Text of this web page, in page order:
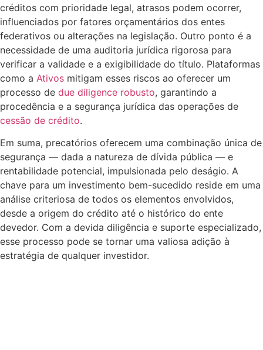
créditos com prioridade legal, atrasos podem ocorrer,
influenciados por fatores orçamentários dos entes
federativos ou alterações na legislação. Outro ponto é a
necessidade de uma auditoria jurídica rigorosa para
verificar a validade e a exigibilidade do título. Plataformas
como a Ativos mitigam esses riscos ao oferecer um
processo de due diligence robusto, garantindo a
procedência e a segurança jurídica das operações de
cessão de crédito.
Em suma, precatórios oferecem uma combinação única de
segurança — dada a natureza de dívida pública — e
rentabilidade potencial, impulsionada pelo deságio. A
chave para um investimento bem-sucedido reside em uma
análise criteriosa de todos os elementos envolvidos,
desde a origem do crédito até o histórico do ente
devedor. Com a devida diligência e suporte especializado,
esse processo pode se tornar uma valiosa adição à
estratégia de qualquer investidor.